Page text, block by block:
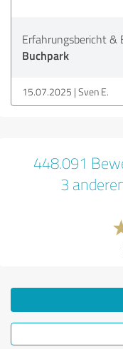
Erfahrungsbericht &
Buchpark
15.07.2025 Sven E.
448.091
3